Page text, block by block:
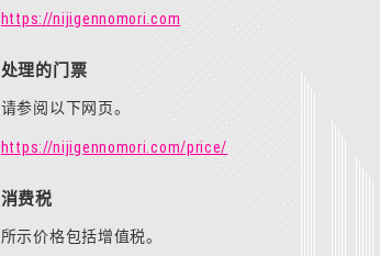
https://nijigennomori.com
处理的门票
请参阅以下网页。
https://nijigennomori.com/price/
消费税
所示价格包括增值税。